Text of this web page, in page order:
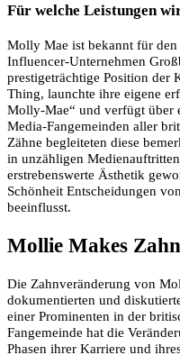
Für welche Leistungen
Molly Mae ist bekannt für
Influencer-Unternehmen
prestigeträchtige Position der
Thing, launchte ihre eigene
Molly-Mae“ und verfügt über
Media-Fangemeinden aller
Zähne begleiteten diese
in unzähligen
erstrebenswerte Ästhetik
Schönheit Entscheidungen
beeinflusst.
Mollie Makes
Die Zahnveränderung von
dokumentierten und
einer Prominenten in der
Fangemeinde hat die
Phasen ihrer Karriere und